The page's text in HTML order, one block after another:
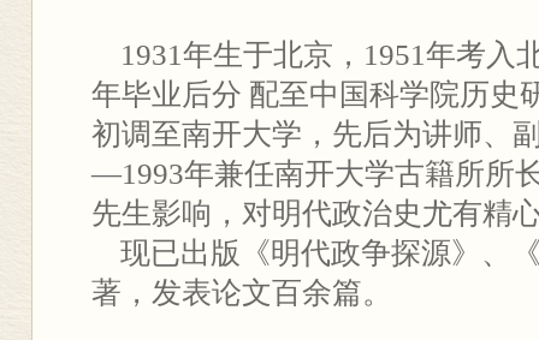
1931年生于北京，1951年考入
年毕业后分 配至中国科学院历史
初调至南开大学，先后为讲师、
—1993年兼任南开大学古籍所所
先生影响，对明代政治史尤有精
现已出版《明代政争探源》、
著，发表论文百余篇。